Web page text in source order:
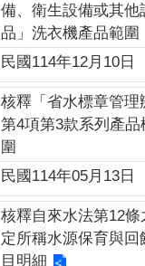
備、衛生設備或其他
品」洗衣機產品範圍
民國114年12月10日
核釋「省水標章管理
第4項第3款系列產品
圍
民國114年05月13日
核釋自來水法第12條
定所稱水源保育與回
目明細